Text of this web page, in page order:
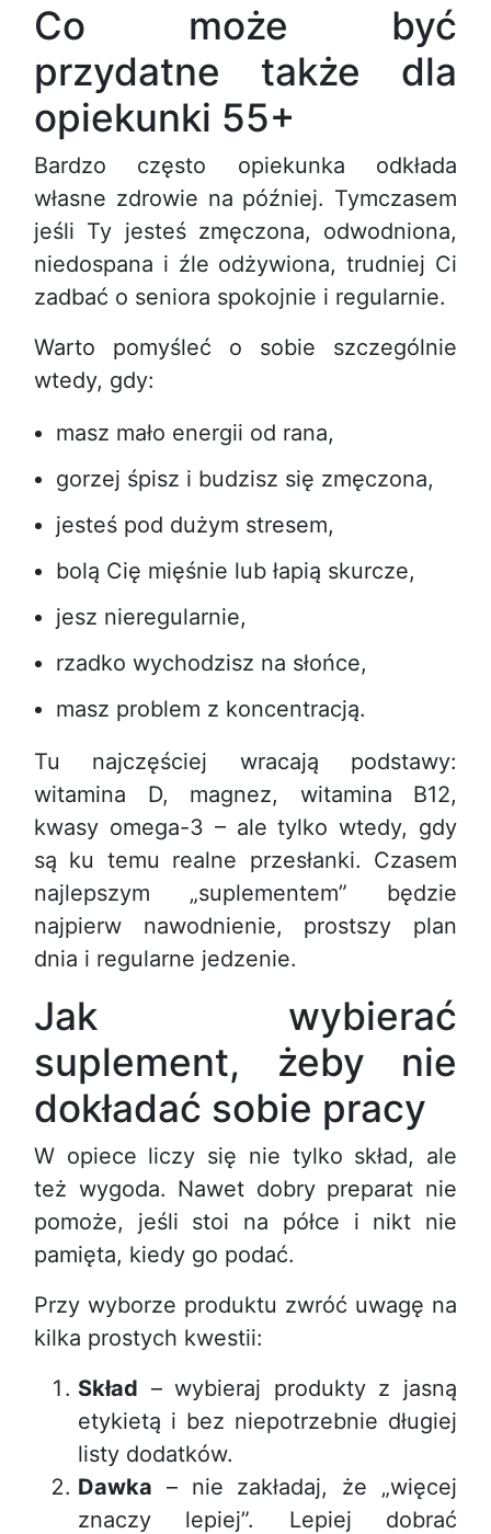
Co może być
przydatne także dla
opiekunki 55+
Bardzo często opiekunka odkłada
własne zdrowie na później. Tymczasem
jeśli Ty jesteś zmęczona, odwodniona,
niedospana i źle odżywiona, trudniej Ci
zadbać o seniora spokojnie i regularnie.
Warto pomyśleć o sobie szczególnie
wtedy, gdy:
masz mało energii od rana,
gorzej śpisz i budzisz się zmęczona,
jesteś pod dużym stresem,
bolą Cię mięśnie lub łapią skurcze,
jesz nieregularnie,
rzadko wychodzisz na słońce,
masz problem z koncentracją.
Tu najczęściej wracają podstawy:
witamina D, magnez, witamina B12,
kwasy omega-3 – ale tylko wtedy, gdy
są ku temu realne przesłanki. Czasem
najlepszym „suplementem” będzie
najpierw nawodnienie, prostszy plan
dnia i regularne jedzenie.
Jak wybierać
suplement, żeby nie
dokładać sobie pracy
W opiece liczy się nie tylko skład, ale
też wygoda. Nawet dobry preparat nie
pomoże, jeśli stoi na półce i nikt nie
pamięta, kiedy go podać.
Przy wyborze produktu zwróć uwagę na
kilka prostych kwestii:
Skład – wybieraj produkty z jasną
etykietą i bez niepotrzebnie długiej
listy dodatków.
Dawka – nie zakładaj, że „więcej
znaczy lepiej”. Lepiej dobrać